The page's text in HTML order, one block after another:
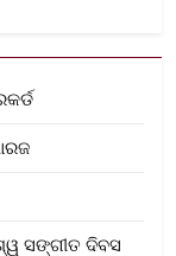
ସଙ୍ଗୀତ ଦିବସ